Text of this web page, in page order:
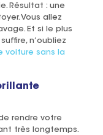
Résultat : une
Vous allez
Et si le plus
n’oubliez
voiture sans la
rendre votre
très longtemps.